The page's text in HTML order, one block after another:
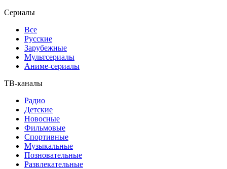
Сериалы
Все
Русские
Зарубежные
Мультсериалы
Аниме-сериалы
ТВ-каналы
Радио
Детские
Новосные
Фильмовые
Спортивные
Музыкальные
Позновательные
Развлекательные